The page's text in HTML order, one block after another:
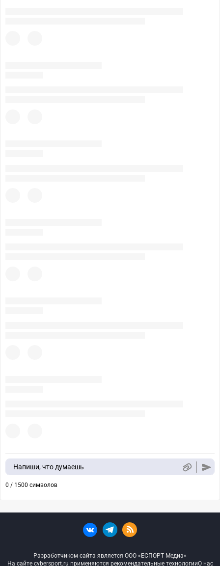
Напиши, что думаешь
0 / 1500 символов
Разработчиком сайта является ООО «ЕСПОРТ Медиа»
На сайте cybersport.ru применяются рекомендательные технологииО нас